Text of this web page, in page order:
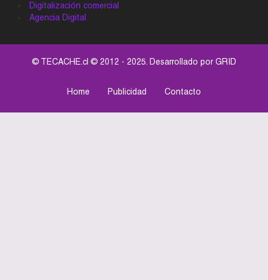
Digitalización comercial
Agencia Digital
© TECACHE.cl © 2012 - 2025. Desarrollado porGRID
Home Publicidad Contacto